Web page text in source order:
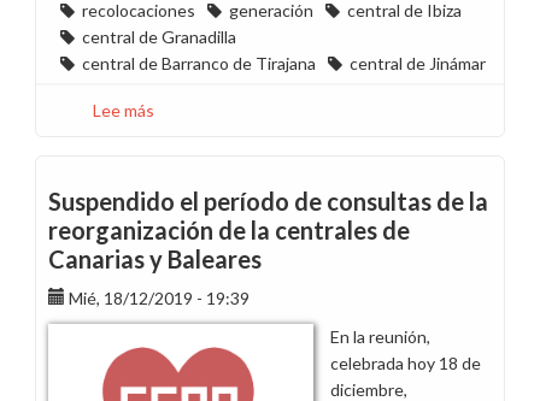
recolocaciones generación
central de Ibiza
central de Granadilla
central de Barranco de Tirajana
central de Jinámar
Lee más
de
centrales
de
Tenerife,
Gran
Canaria
e
Ibiza
Suspendido el período de consultas de la
reorganización de la centrales de
Canarias y Baleares
Mié, 18/12/2019 - 19:39
En la reunión,
celebrada hoy 18 de
diciembre,